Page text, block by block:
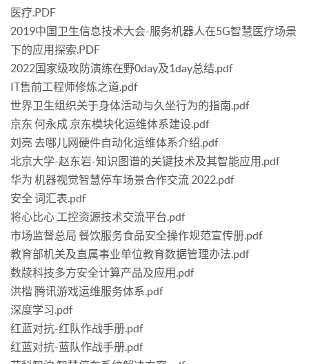
医疗.PDF
2019中国卫生信息技术大会-服务机器人在5G智慧医疗场景
下的应用探索.PDF
2022国家级攻防演练在野0day及1day总结.pdf
IT售前工程师修炼之道.pdf
世界卫生组织关于身体活动与久坐行为的指南.pdf
京东 何永成 京东模块化运维体系建设.pdf
刘亮 去哪儿网硬件自动化运维体系介绍.pdf
北京大学-赵东岩-知识图谱的关键技术及其智能应用.pdf
华为 机器视觉智慧停车场景合作交流 2022.pdf
安全 词汇表.pdf
将心比心 工控资源技术交流平台.pdf
市场监督总局 餐饮服务食品安全操作规范宣传册.pdf
教育部机关及直属事业单位教育数据管理办法.pdf
数牍科技多方安全计算产品及应用.pdf
洪楷 腾讯游戏运维服务体系.pdf
深度学习.pdf
红蓝对抗-红队作战手册.pdf
红蓝对抗-蓝队作战手册.pdf